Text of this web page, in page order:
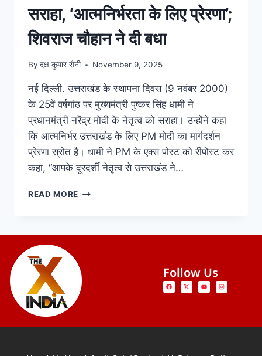
सराहा, ‘आत्मनिर्भरता के लिए प्रेरणा’;
शिवराज चौहान ने दी बधा
By दक्ष कुमार सैनी November 9, 2025
नई दिल्ली. उत्तराखंड के स्थापना दिवस (9 नवंबर 2000)
के 25वें वर्षगांठ पर मुख्यमंत्री पुष्कर सिंह धामी ने
प्रधानमंत्री नरेंद्र मोदी के नेतृत्व को सराहा। उन्होंने कहा
कि आत्मनिर्भर उत्तराखंड के लिए PM मोदी का मार्गदर्शन
प्रेरणा स्रोत है। धामी ने PM के एक्स पोस्ट को रीपोस्ट कर
कहा, “आपके दूरदर्शी नेतृत्व से उत्तराखंड ने…
READ MORE
Follow Us